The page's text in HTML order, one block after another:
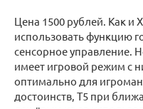
Цена 1500 рублей. Как и
использовать функцию
сенсорное управление.
имеет игровой режим с
оптимально для
достоинств, T5 при